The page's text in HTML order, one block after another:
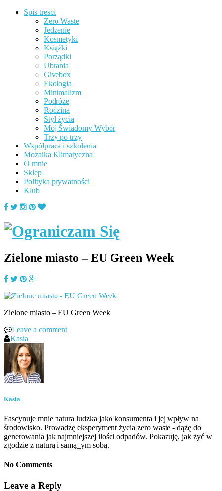
Spis treści
Zero Waste
Jedzenie
Kosmetyki
Książki
Porządki
Ubrania
Givebox
Ekologia
Minimalizm
Podróże
Rodzina
Styl życia
Mój Świadomy Wybór
Trzy po trzy
Współpraca i szkolenia
Mozaika Klimatyczna
O mnie
Sklep
Polityka prywatności
Klub
Zielone miasto – EU Green Week
Zielone miasto – EU Green Week
Leave a comment
Kasia
Kasia
Fascynuje mnie natura ludzka jako konsumenta i jej wpływ na
środowisko. Prowadzę eksperyment życia zero waste - dążę do
generowania jak najmniejszej ilości odpadów. Pokazuję, jak żyć w
zgodzie z naturą i samą_ym sobą.
No Comments
Leave a Reply